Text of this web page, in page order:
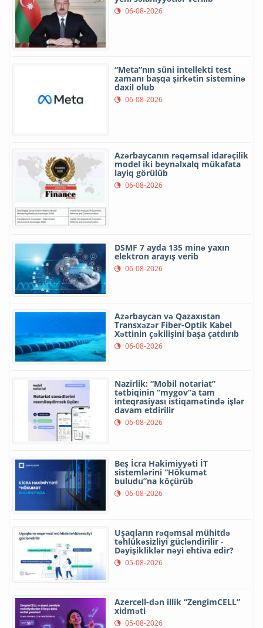
06-08-2026
“Meta”nın süni intellekti test
zamanı başqa şirkətin sisteminə
daxil olub
06-08-2026
Azərbaycanın rəqəmsal idarəçilik
model iki beynəlxalq mükafata
layiq görülüb
06-08-2026
DSMF 7 ayda 135 minə yaxın
elektron arayış verib
06-08-2026
Azərbaycan və Qazaxıstan
Transxəzər Fiber-Optik Kabel
Xəttinin çəkilişini başa çatdırıb
06-08-2026
Nazirlik: “Mobil notariat”
tətbiqinin “mygov”a tam
inteqrasiyası istiqamətində işlər
davam etdirilir
06-08-2026
Beş İcra Hakimiyyəti İT
sistemlərini “Hökumət
buludu”na köçürüb
06-08-2026
Uşaqların rəqəmsal mühitdə
təhlükəsizliyi gücləndirilir -
Dəyişikliklər nəyi ehtiva edir?
05-08-2026
Azercell-dən illik “ZengimCELL”
xidməti
05-08-2026